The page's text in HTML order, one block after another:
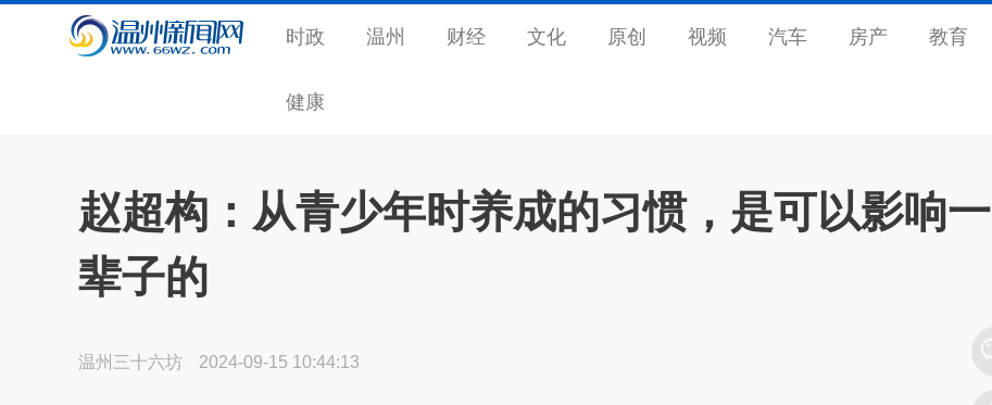
时政 温州 财经 文化 原创 视频 汽车 房产 教育
健康
赵超构：从青少年时养成的习惯，是可以影响一
辈子的
温州三十六坊 2024-09-15 10:44:13